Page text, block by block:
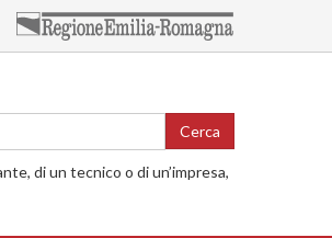
Cerca
di un tecnico o di un’impresa,